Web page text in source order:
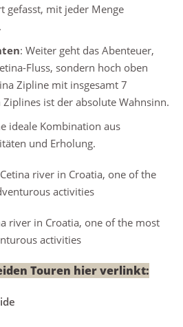
gefasst, mit jeder Menge
: Weiter geht das Abenteuer,
Fluss, sondern hoch oben
Zipline mit insgesamt 7
ist der absolute Wahnsinn.
ideale Kombination aus
und Erholung.
Touren hier verlinkt: